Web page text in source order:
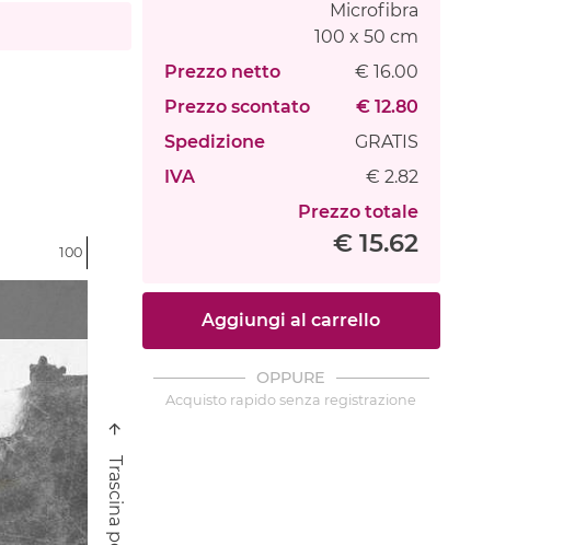
100
Microfibra
100 x 50 cm
Prezzo netto
€ 16.00
Prezzo scontato
€ 12.80
Spedizione
GRATIS
IVA
€ 2.82
Prezzo totale
€ 15.62
Aggiungi al carrello
OPPURE
Acquisto rapido senza registrazione